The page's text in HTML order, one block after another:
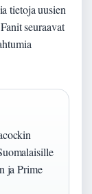
tietoja uusien
seuraavat
ja Prime